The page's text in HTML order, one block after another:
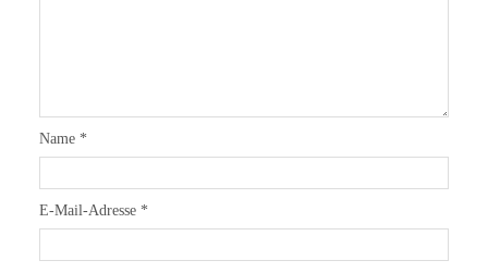
Name *
E-Mail-Adresse *